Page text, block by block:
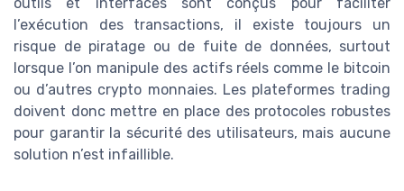
l’exécution des transactions, il existe toujours un
risque de piratage ou de fuite de données, surtout
lorsque l’on manipule des actifs réels comme le bitcoin
ou d’autres crypto monnaies. Les plateformes trading
doivent donc mettre en place des protocoles robustes
pour garantir la sécurité des utilisateurs, mais aucune
solution n’est infaillible.